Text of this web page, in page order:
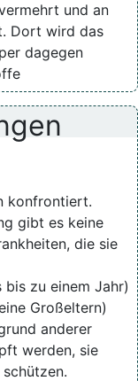
und an
Dort wird das
dagegen
konfrontiert.
gibt es keine
die sie
bis zu einem Jahr)
Großeltern)
anderer
werden, sie